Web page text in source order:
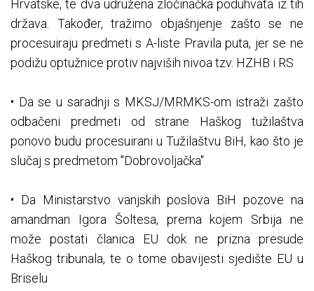
Hrvatske, te dva udružena zločinačka poduhvata iz tih
država. Također, tražimo objašnjenje zašto se ne
procesuiraju predmeti s A-liste Pravila puta, jer se ne
podižu optužnice protiv najviših nivoa tzv. HZHB i RS
• Da se u saradnji s MKSJ/MRMKS-om istraži zašto
odbačeni predmeti od strane Haškog tužilaštva
ponovo budu procesuirani u Tužilaštvu BiH, kao što je
slučaj s predmetom "Dobrovoljačka"
• Da Ministarstvo vanjskih poslova BiH pozove na
amandman Igora Šoltesa, prema kojem Srbija ne
može postati članica EU dok ne prizna presude
Haškog tribunala, te o tome obavijesti sjedište EU u
Briselu